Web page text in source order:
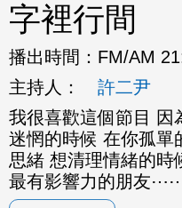
字裡行間
播出時間： FM/AM
主持人：
許二尹
我很喜歡這個節目 因
迷惘的時候 在你孤單
思緒 想清理情緒的時
最有影響力的朋友⋯⋯